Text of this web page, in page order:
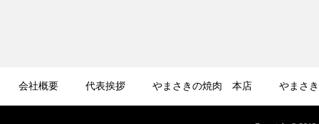
会社概要 代表挨拶 やまさきの焼肉 本店 やまさ